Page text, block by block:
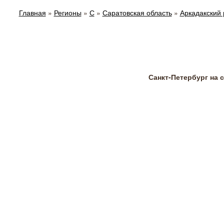
Главная » Регионы» С» Саратовская область» Аркадакский
Санкт-Петербург на